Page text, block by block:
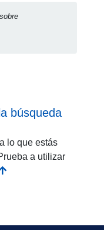
sobre
búsqueda
lo que estás
a utilizar